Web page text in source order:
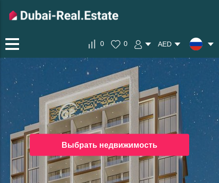
0 0 AED
Выбрать недвижимость